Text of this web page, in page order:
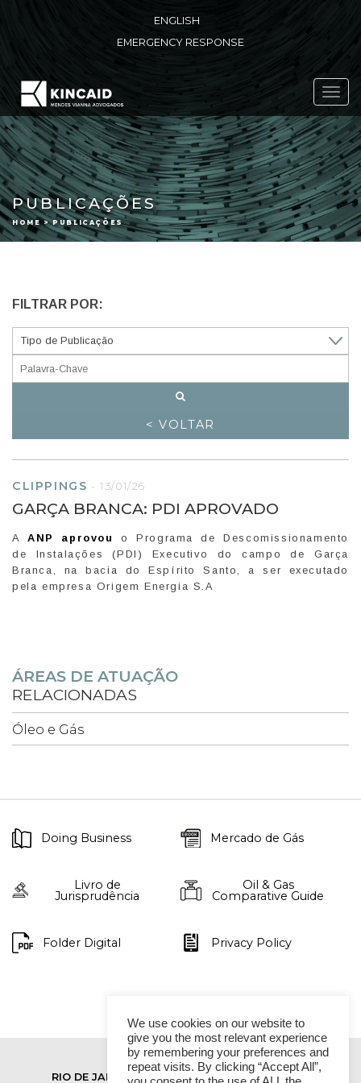
ENGLISH
EMERGENCY RESPONSE
PUBLICAÇÕES
HOME > PUBLICAÇÕES
FILTRAR POR:
< VOLTAR
CLIPPINGS -13/01/26
GARÇA BRANCA: PDI APROVADO
AANP aprovou
o Programa de Descomissionamento
de Instalações (PDI) Executivo do campo de Garça
Branca, na bacia do Espírito Santo, a ser executado
pela empresa Origem Energia S.A
ÁREAS DE ATUAÇÃO
RELACIONADAS
Óleo e Gás
Doing Business Mercado de Gás
Livro de
Jurisprudência
Oil & Gas
Comparative Guide
Folder Digital Privacy Policy
RIO DE JANEIRO SÃO PAULO
We use cookies on our website to
give you the most relevant experience
by remembering your preferences and
repeat visits. By clicking “Accept All”,